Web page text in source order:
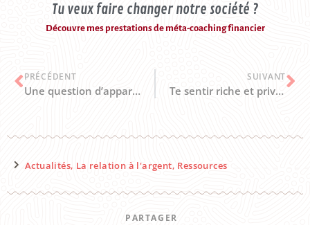
Tu veux faire changer notre société ?
Découvre mes prestations de méta-coaching financier
PRÉCÉDENT
Une question d’appartenance ?
SUIVANT
Te sentir riche et privilégiée
Actualités, La relation à l'argent, Ressources
PARTAGER